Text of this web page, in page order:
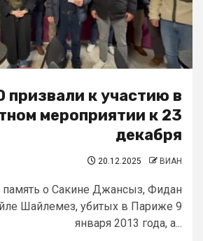
призвали к участию в
мероприятии к 23
декабря
20.12.2025 ВИАН
о Сакине Джансыз, Фидан
Шайлемез, убитых в Париже 9
января 2013 года, а...